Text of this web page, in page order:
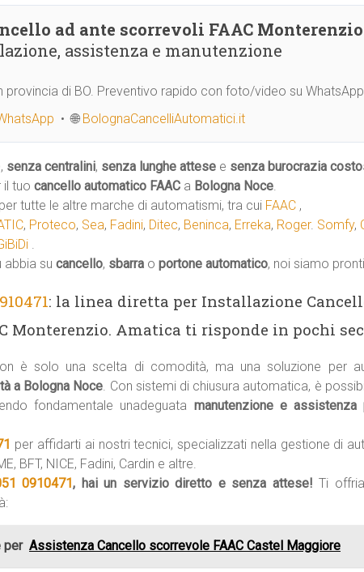
ad ante scorrevoli FAAC
assistenza e manutenzione
provincia di BO. Preventivo rapido con foto/video su
• 🌐 BolognaCancelliAutomatici.it
senza centralini, senza lunghe attese e senza burocrazia
il tuo cancello automatico FAAC a Bologna Noce.
tutte le altre marche di automatismi, tra cui FAAC ,
, Proteco, Sea, Fadini, Ditec, Beninca, Erreka, Roger. Somfy,
.
abbia su cancello, sbarra o portone automatico, noi siamo
: la linea diretta per Installazione
Monterenzio. Amatica ti risponde in pochi
è solo una scelta di comodità, ma una soluzione per
a Bologna Noce. Con sistemi di chiusura automatica, è
fondamentale unadeguata manutenzione e assistenza
per affidarti ai nostri tecnici, specializzati nella gestione di
BFT, NICE, Fadini, Cardin e altre.
0910471, hai un servizio diretto e senza attese! Ti
per Assistenza Cancello scorrevole FAAC Castel Maggiore